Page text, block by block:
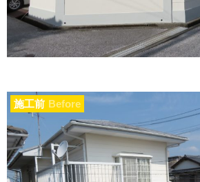
施工前 Before